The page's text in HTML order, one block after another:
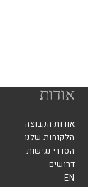
אודות
אודות הקבוצה
הלקוחות שלנו
הסדרי נגישות
דרושים
EN